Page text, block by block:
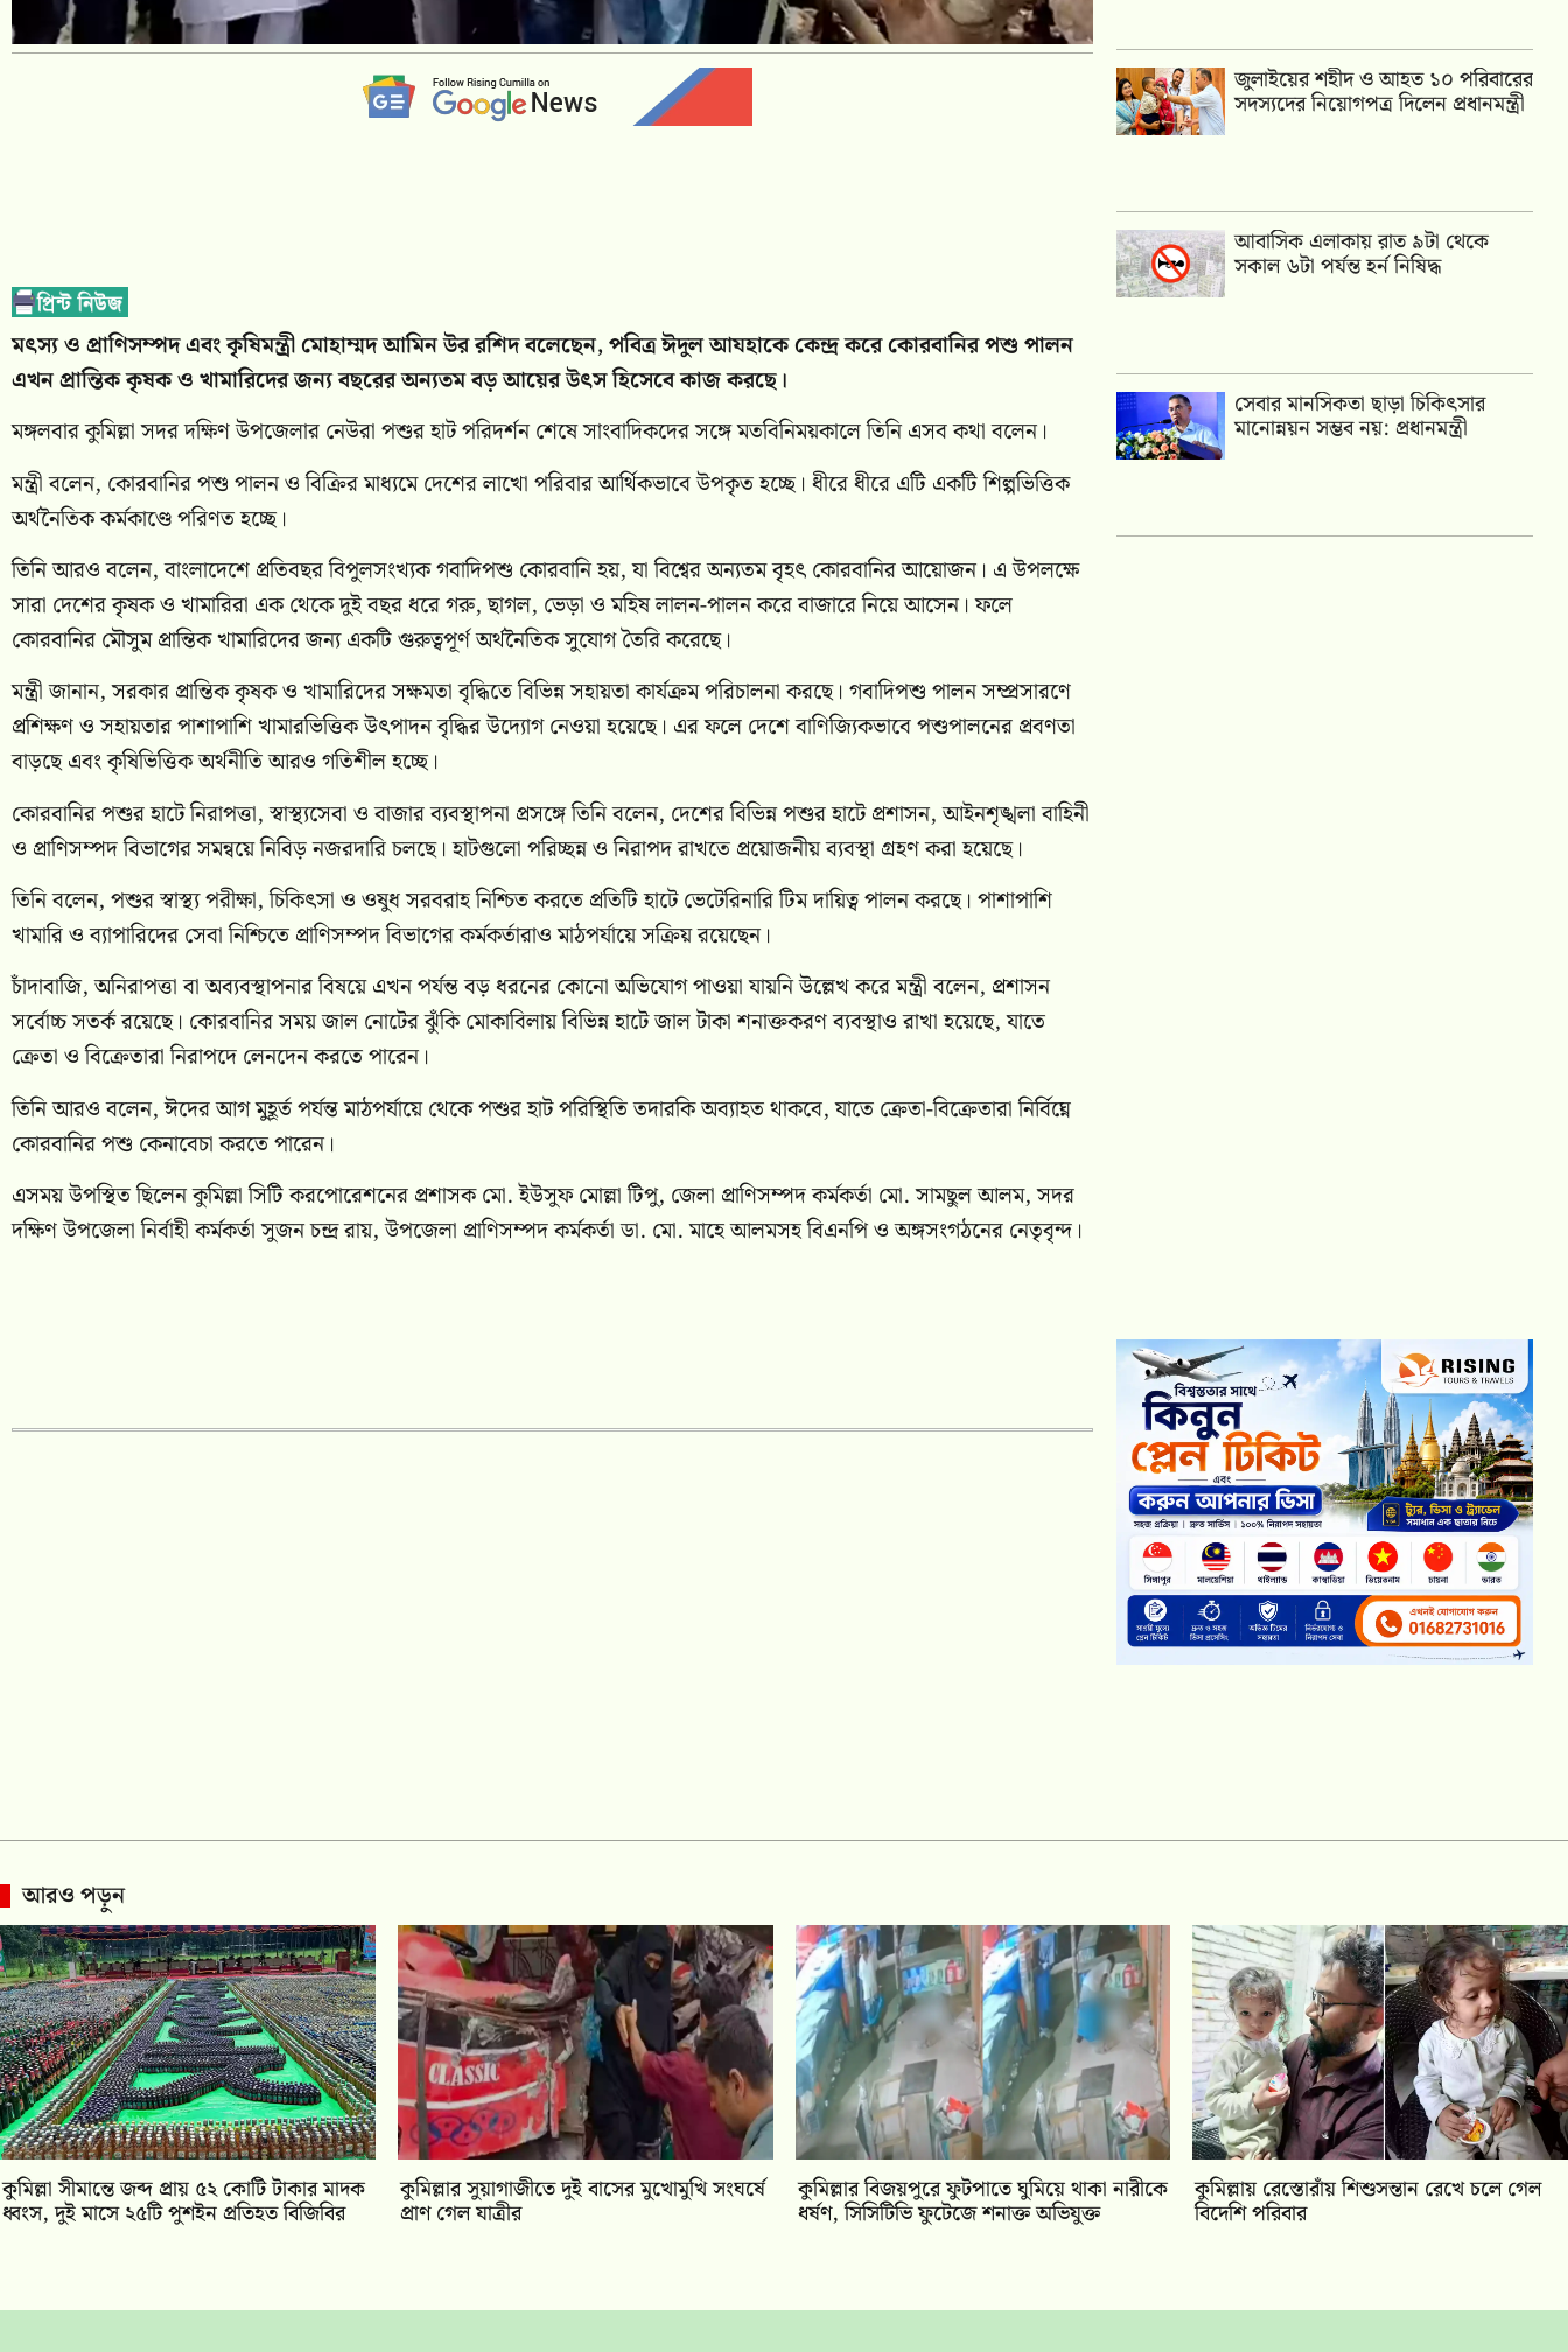
মৎস্য ও প্রাণিসম্পদ এবং কৃষিমন্ত্রী মোহাম্মদ আমিন উর রশিদ বলেছেন, পবিত্র ঈদুল আযহাকে কেন্দ্র করে কোরবানির পশু পালন
এখন প্রান্তিক কৃষক ও খামারিদের জন্য বছরের অন্যতম বড় আয়ের উৎস হিসেবে কাজ করছে।
মঙ্গলবার কুমিল্লা সদর দক্ষিণ উপজেলার নেউরা পশুর হাট পরিদর্শন শেষে সাংবাদিকদের সঙ্গে মতবিনিময়কালে তিনি এসব কথা বলেন।
মন্ত্রী বলেন, কোরবানির পশু পালন ও বিক্রির মাধ্যমে দেশের লাখো পরিবার আর্থিকভাবে উপকৃত হচ্ছে। ধীরে ধীরে এটি একটি শিল্পভিত্তিক
অর্থনৈতিক কর্মকাণ্ডে পরিণত হচ্ছে।
তিনি আরও বলেন, বাংলাদেশে প্রতিবছর বিপুলসংখ্যক গবাদিপশু কোরবানি হয়, যা বিশ্বের অন্যতম বৃহৎ কোরবানির আয়োজন। এ উপলক্ষে
সারা দেশের কৃষক ও খামারিরা এক থেকে দুই বছর ধরে গরু, ছাগল, ভেড়া ও মহিষ লালন-পালন করে বাজারে নিয়ে আসেন। ফলে
কোরবানির মৌসুম প্রান্তিক খামারিদের জন্য একটি গুরুত্বপূর্ণ অর্থনৈতিক সুযোগ তৈরি করেছে।
মন্ত্রী জানান, সরকার প্রান্তিক কৃষক ও খামারিদের সক্ষমতা বৃদ্ধিতে বিভিন্ন সহায়তা কার্যক্রম পরিচালনা করছে। গবাদিপশু পালন সম্প্রসারণে
প্রশিক্ষণ ও সহায়তার পাশাপাশি খামারভিত্তিক উৎপাদন বৃদ্ধির উদ্যোগ নেওয়া হয়েছে। এর ফলে দেশে বাণিজ্যিকভাবে পশুপালনের প্রবণতা
বাড়ছে এবং কৃষিভিত্তিক অর্থনীতি আরও গতিশীল হচ্ছে।
কোরবানির পশুর হাটে নিরাপত্তা, স্বাস্থ্যসেবা ও বাজার ব্যবস্থাপনা প্রসঙ্গে তিনি বলেন, দেশের বিভিন্ন পশুর হাটে প্রশাসন, আইনশৃঙ্খলা বাহিনী
ও প্রাণিসম্পদ বিভাগের সমন্বয়ে নিবিড় নজরদারি চলছে। হাটগুলো পরিচ্ছন্ন ও নিরাপদ রাখতে প্রয়োজনীয় ব্যবস্থা গ্রহণ করা হয়েছে।
তিনি বলেন, পশুর স্বাস্থ্য পরীক্ষা, চিকিৎসা ও ওষুধ সরবরাহ নিশ্চিত করতে প্রতিটি হাটে ভেটেরিনারি টিম দায়িত্ব পালন করছে। পাশাপাশি
খামারি ও ব্যাপারিদের সেবা নিশ্চিতে প্রাণিসম্পদ বিভাগের কর্মকর্তারাও মাঠপর্যায়ে সক্রিয় রয়েছেন।
চাঁদাবাজি, অনিরাপত্তা বা অব্যবস্থাপনার বিষয়ে এখন পর্যন্ত বড় ধরনের কোনো অভিযোগ পাওয়া যায়নি উল্লেখ করে মন্ত্রী বলেন, প্রশাসন
সর্বোচ্চ সতর্ক রয়েছে। কোরবানির সময় জাল নোটের ঝুঁকি মোকাবিলায় বিভিন্ন হাটে জাল টাকা শনাক্তকরণ ব্যবস্থাও রাখা হয়েছে, যাতে
ক্রেতা ও বিক্রেতারা নিরাপদে লেনদেন করতে পারেন।
তিনি আরও বলেন, ঈদের আগ মুহূর্ত পর্যন্ত মাঠপর্যায়ে থেকে পশুর হাট পরিস্থিতি তদারকি অব্যাহত থাকবে, যাতে ক্রেতা-বিক্রেতারা নির্বিঘ্নে
কোরবানির পশু কেনাবেচা করতে পারেন।
এসময় উপস্থিত ছিলেন কুমিল্লা সিটি করপোরেশনের প্রশাসক মো. ইউসুফ মোল্লা টিপু, জেলা প্রাণিসম্পদ কর্মকর্তা মো. সামছুল আলম, সদর
দক্ষিণ উপজেলা নির্বাহী কর্মকর্তা সুজন চন্দ্র রায়, উপজেলা প্রাণিসম্পদ কর্মকর্তা ডা. মো. মাহে আলমসহ বিএনপি ও অঙ্গসংগঠনের নেতৃবৃন্দ।
জুলাইয়ের শহীদ ও আহত ১০ পরিবারের
সদস্যদের নিয়োগপত্র দিলেন প্রধানমন্ত্রী
আবাসিক এলাকায় রাত ৯টা থেকে
সকাল ৬টা পর্যন্ত হর্ন নিষিদ্ধ
সেবার মানসিকতা ছাড়া চিকিৎসার
মানোন্নয়ন সম্ভব নয়: প্রধানমন্ত্রী
আরও পড়ুন
কুমিল্লা সীমান্তে জব্দ প্রায় ৫২ কোটি টাকার মাদক
ধ্বংস, দুই মাসে ২৫টি পুশইন প্রতিহত বিজিবির
কুমিল্লার সুয়াগাজীতে দুই বাসের মুখোমুখি সংঘর্ষে
প্রাণ গেল যাত্রীর
কুমিল্লার বিজয়পুরে ফুটপাতে ঘুমিয়ে থাকা নারীকে
ধর্ষণ, সিসিটিভি ফুটেজে শনাক্ত অভিযুক্ত
কুমিল্লায় রেস্তোরাঁয় শিশুসন্তান রেখে চলে গেল
বিদেশি পরিবার